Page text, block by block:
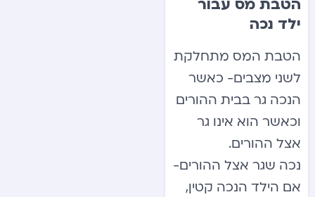
הטבת מס עבור
ילד נכה
הטבת המס מתחלקת
לשני מצבים- כאשר
הנכה גר בבית ההורים
וכאשר הוא אינו גר
אצל ההורים.
נכה שגר אצל ההורים-
אם הילד הנכה קטין,